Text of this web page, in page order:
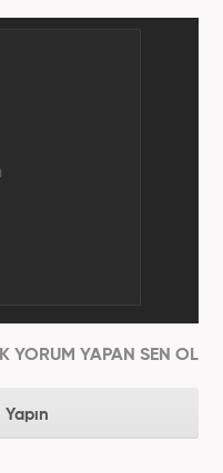
YORUM YAPAN SEN OL
Yapın